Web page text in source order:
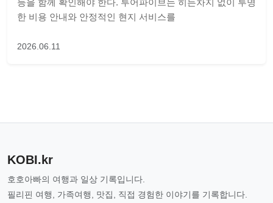
등을 함께 확인해야 한다. 투어파이브는 히든차지 없이 투명
한 비용 안내와 안정적인 현지 서비스를
2026.06.11
KOBI.kr
호호아빠의 여행과 일상 기록입니다.
필리핀 여행, 가족여행, 맛집, 직접 경험한 이야기를 기록합니다.